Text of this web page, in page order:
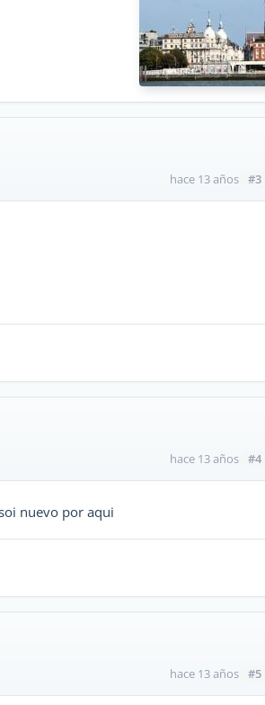
hace 13 años #3
hace 13 años #4
nuevo por aqui
hace 13 años #5